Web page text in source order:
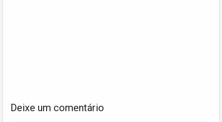
Deixe um comentário